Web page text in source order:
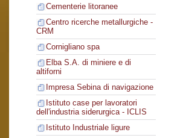
Cementerie litoranee
Centro ricerche metallurgiche -
CRM
Cornigliano spa
Elba S.A. di miniere e di
altiforni
Impresa Sebina di navigazione
Istituto case per lavoratori
dell'industria siderurgica - ICLIS
Istituto Industriale ligure